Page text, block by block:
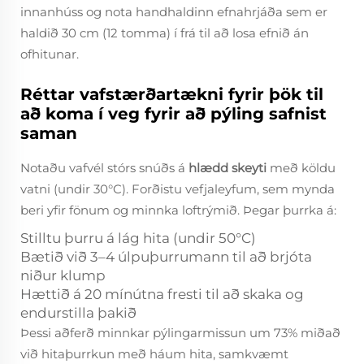
innanhúss og nota handhaldinn efnahrjáða sem er
haldið 30 cm (12 tomma) í frá til að losa efnið án
ofhitunar.
Réttar vafstærðartækni fyrir þök til
að koma í veg fyrir að pýling safnist
saman
Notaðu vafvél stórs snúðs á hlædd skeyti með köldu
vatni (undir 30°C). Forðistu vefjaleyfum, sem mynda
beri yfir fönum og minnka loftrýmið. Þegar þurrka á:
Stilltu þurru á lág hita (undir 50°C)
Bætið við 3–4 úlpuþurrumann til að brjóta
niður klump
Hættið á 20 mínútna fresti til að skaka og
endurstilla þakið
Þessi aðferð minnkar pýlingarmissun um 73% miðað
við hitaþurrkun með háum hita, samkvæmt